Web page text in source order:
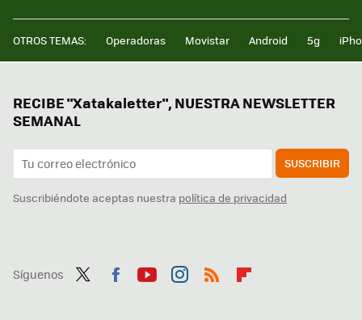
OTROS TEMAS: Operadoras Movistar Android 5g
RECIBE "Xatakaletter", NUESTRA NEWSLETTER
SEMANAL
SUSCRIBIR
Suscribiéndote aceptas nuestra política de privacidad
Síguenos